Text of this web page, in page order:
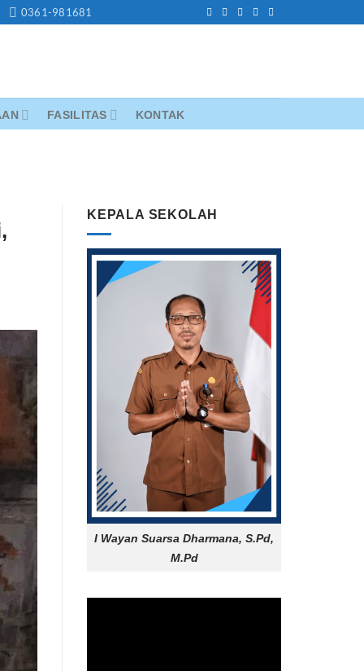
0361-981681
FASILITAS KONTAK
KEPALA SEKOLAH
I Wayan Suarsa Dharmana, S.Pd,
M.Pd